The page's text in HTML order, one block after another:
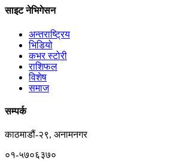
साइट नेभिगेसन
अन्तराष्ट्रिय
भिडियो
कभर स्टोरी
राशिफल
विशेष
समाज
सम्पर्क
काठमाडौं-२९, अनामनगर
०१-५७०६३७०